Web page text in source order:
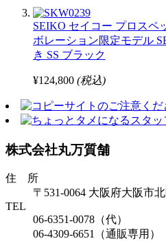
SEIKO セイコー プロスペ
ボレーション限定モデル
き SS ブラック
¥124,800 (税込)
株式会社丸万質舗
住 所
〒531-0064 大阪府大阪市
TEL
06-6351-0078（代）
06-4309-6651（通販専用）